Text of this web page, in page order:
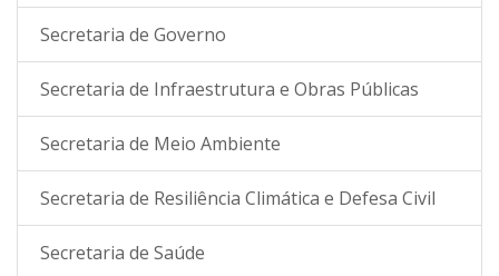
Secretaria de Governo
Secretaria de Infraestrutura e Obras Públicas
Secretaria de Meio Ambiente
Secretaria de Resiliência Climática e Defesa Civil
Secretaria de Saúde